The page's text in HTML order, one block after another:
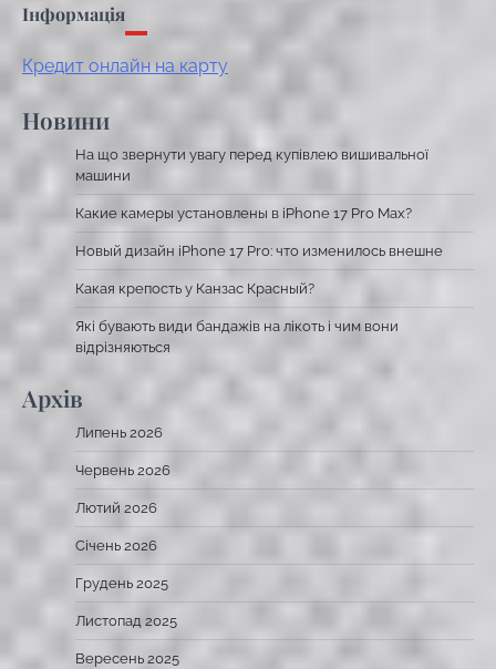
Інформація
Кредит онлайн на карту
Новини
На що звернути увагу перед купівлею вишивальної
машини
Какие камеры установлены в iPhone 17 Pro Max?
Новый дизайн iPhone 17 Pro: что изменилось внешне
Какая крепость у Канзас Красный?
Які бувають види бандажів на лікоть і чим вони
відрізняються
Архів
Липень 2026
Червень 2026
Лютий 2026
Січень 2026
Грудень 2025
Листопад 2025
Вересень 2025